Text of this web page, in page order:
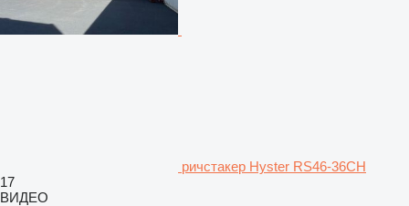
ричстакер Hyster RS46-36CH
17
ВИДЕО